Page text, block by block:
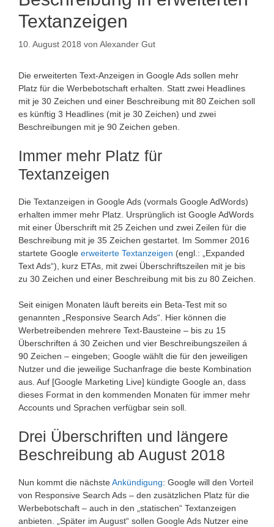
Textanzeigen
10. August 2018 von Alexander Gut
Die erweiterten Text-Anzeigen in Google Ads sollen mehr
Platz für die Werbebotschaft erhalten. Statt zwei Headlines
mit je 30 Zeichen und einer Beschreibung mit 80 Zeichen soll
es künftig 3 Headlines (mit je 30 Zeichen) und zwei
Beschreibungen mit je 90 Zeichen geben.
Immer mehr Platz für
Textanzeigen
Die Textanzeigen in Google Ads (vormals Google AdWords)
erhalten immer mehr Platz. Ursprünglich ist Google AdWords
mit einer Überschrift mit 25 Zeichen und zwei Zeilen für die
Beschreibung mit je 35 Zeichen gestartet. Im Sommer 2016
startete Google erweiterte Textanzeigen (engl.: „Expanded
Text Ads“), kurz ETAs, mit zwei Überschriftszeilen mit je bis
zu 30 Zeichen und einer Beschreibung mit bis zu 80 Zeichen.
Seit einigen Monaten läuft bereits ein Beta-Test mit so
genannten „Responsive Search Ads“. Hier können die
Werbetreibenden mehrere Text-Bausteine – bis zu 15
Überschriften á 30 Zeichen und vier Beschreibungszeilen á
90 Zeichen – eingeben; Google wählt die für den jeweiligen
Nutzer und die jeweilige Suchanfrage die beste Kombination
aus. Auf [Google Marketing Live] kündigte Google an, dass
dieses Format in den kommenden Monaten für immer mehr
Accounts und Sprachen verfügbar sein soll.
Drei Überschriften und längere
Beschreibung ab August 2018
Nun kommt die nächsteAnkündigung: Google will den Vorteil
von Responsive Search Ads – den zusätzlichen Platz für die
Werbebotschaft – auch in den „statischen“ Textanzeigen
anbieten. „Später im August“ sollen Google Ads Nutzer eine